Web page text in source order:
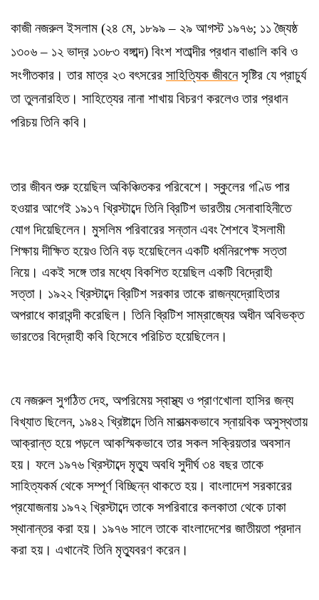
কাজী নজরুল ইসলাম (২৪ মে, ১৮৯৯ – ২৯ আগস্ট ১৯৭৬; ১১ জ্যৈষ্ঠ
১৩০৬ – ১২ ভাদ্র ১৩৮৩ বঙ্গাব্দ) বিংশ শতাব্দীর প্রধান বাঙালি কবি ও
সংগীতকার। তার মাত্র ২৩ বৎসরের সাহিত্যিক জীবনেসৃষ্টির যে প্রাচুর্য
তা তুলনারহিত। সাহিত্যের নানা শাখায় বিচরণ করলেও তার প্রধান
পরিচয় তিনি কবি।
তার জীবন শুরু হয়েছিল অকিঞ্চিতকর পরিবেশে। স্কুলের গণ্ডি পার
হওয়ার আগেই ১৯১৭ খ্রিস্টাব্দে তিনি ব্রিটিশ ভারতীয় সেনাবাহিনীতে
যোগ দিয়েছিলেন। মুসলিম পরিবারের সন্তান এবং শৈশবে ইসলামী
শিক্ষায় দীক্ষিত হয়েও তিনি বড় হয়েছিলেন একটি ধর্মনিরপেক্ষ সত্তা
নিয়ে। একই সঙ্গে তার মধ্যে বিকশিত হয়েছিল একটি বিদ্রোহী
সত্তা। ১৯২২ খ্রিস্টাব্দে ব্রিটিশ সরকার তাকে রাজন্যদ্রোহিতার
অপরাধে কারাবন্দী করেছিল। তিনি ব্রিটিশ সাম্রাজ্যের অধীন অবিভক্ত
ভারতের বিদ্রোহী কবি হিসেবে পরিচিত হয়েছিলেন।
যে নজরুল সুগঠিত দেহ, অপরিমেয় স্বাস্থ্য ও প্রাণখোলা হাসির জন্য
বিখ্যাত ছিলেন, ১৯৪২ খ্রিষ্টাব্দে তিনি মারাত্মকভাবে স্নায়বিক অসুস্থতায়
আক্রান্ত হয়ে পড়লে আকস্মিকভাবে তার সকল সক্রিয়তার অবসান
হয়। ফলে ১৯৭৬ খ্রিস্টাব্দে মৃত্যু অবধি সুদীর্ঘ ৩৪ বছর তাকে
সাহিত্যকর্ম থেকে সম্পূর্ণ বিচ্ছিন্ন থাকতে হয়। বাংলাদেশ সরকারের
প্রযোজনায় ১৯৭২ খ্রিস্টাব্দে তাকে সপরিবারে কলকাতা থেকে ঢাকা
স্থানান্তর করা হয়। ১৯৭৬ সালে তাকে বাংলাদেশের জাতীয়তা প্রদান
করা হয়। এখানেই তিনি মৃত্যুবরণ করেন।